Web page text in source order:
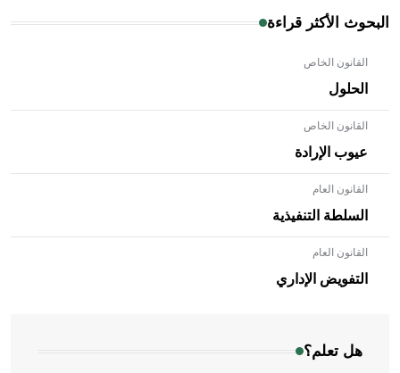
البحوث الأكثر قراءة
القانون الخاص
الحلول
القانون الخاص
عيوب الإرادة
القانون العام
السلطة التنفيذية
القانون العام
التفويض الإداري
هل تعلم؟
- هل تعلم أن الأبلق نوع من الفنون الهندسية التي ارتبطت
بالعمارة الإسلامية في بلاد الشام ومصر خاصة، حيث يحرص
المعمار على بناء مداميكه وخاصة في الواجهات